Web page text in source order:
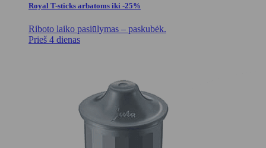
Royal T-sticks arbatoms iki -25%
Riboto laiko pasiūlymas – paskubėk.
Prieš 4 dienas